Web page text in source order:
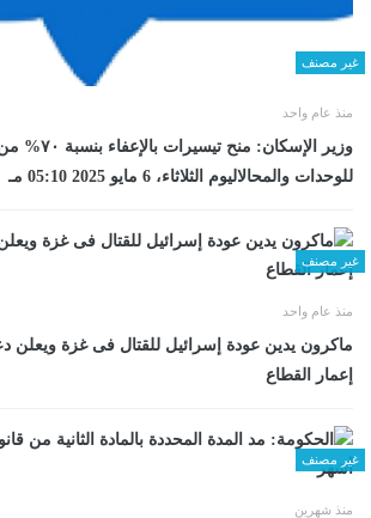
غير مصنف
منذ عام واحد
وزير الإسكان:
للوحدات والمحالاليوم الثلاثاء، 6 مايو 2025 05:10 مـ
غير مصنف
منذ عام واحد
ماكرون يدين عودة إسرائيل للقتال فى غزة ويعلن
إعمار القطاع
غير مصنف
منذ شهرين